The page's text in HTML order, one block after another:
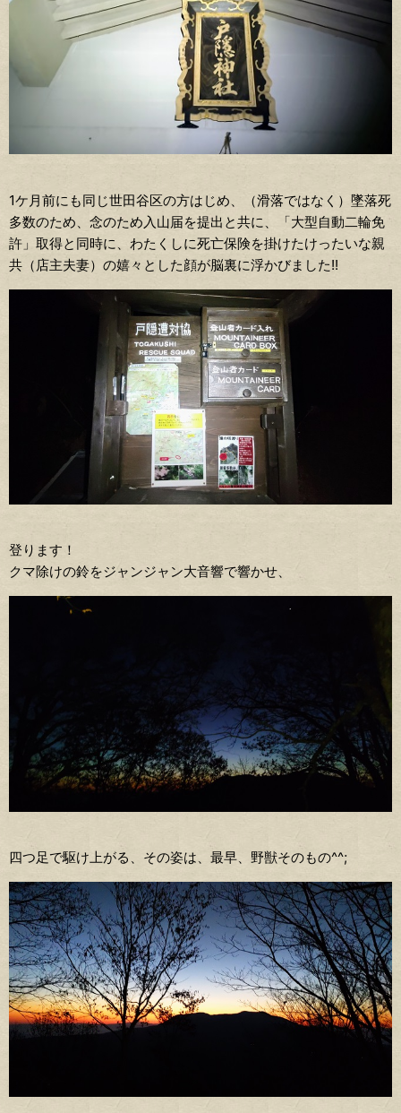
1ケ月前にも同じ世田谷区の方はじめ、（滑落ではなく）墜落死
多数のため、念のため入山届を提出と共に、「大型自動二輪免
許」取得と同時に、わたくしに死亡保険を掛けたけったいな親
共（店主夫妻）の嬉々とした顔が脳裏に浮かびました!!
登ります！
クマ除けの鈴をジャンジャン大音響で響かせ、
四つ足で駆け上がる、その姿は、最早、野獣そのもの^^;